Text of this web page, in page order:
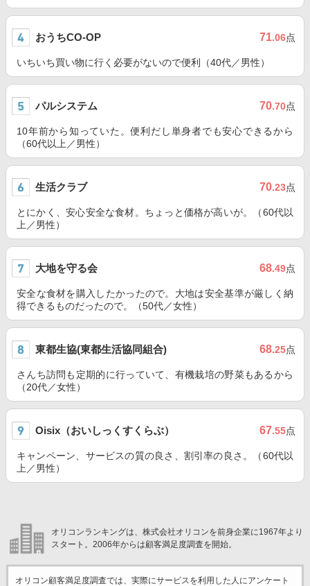
おうちCO-OP 71.06点
いちいち買い物に行く必要がないので便利（40代／男性）
パルシステム 70.70点
10年前から知っていた。便利だし単身者でも安心できるから
（60代以上／男性）
生活クラブ 70.23点
とにかく、安心安全な食材。ちょっと価格が高いが。（60代以
上／男性）
大地を守る会 68.49点
安全な食材を購入したかったので。大地は安全基準が厳しく納
得できるものだったので。（50代／女性）
東都生協(東都生活協同組合) 68.25点
さんち訪問も定期的に行っていて、有機栽培の野菜もあるから
（20代／女性）
Oisix（おいしっくすくらぶ） 67.55点
キャンペーン、サービスの質の良さ、割引率の良さ。（60代以
上／男性）
オリコンランキングは、株式会社オリコンを前身企業に1967年より
スタート。2006年からは顧客満足度調査を開始。
オリコン顧客満足度調査では、実際にサービスを利用した 人にアンケート